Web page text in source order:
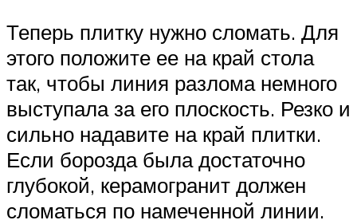
Теперь плитку нужно сломать. Для
этого положите ее на край стола
так, чтобы линия разлома немного
выступала за его плоскость. Резко и
сильно надавите на край плитки.
Если борозда была достаточно
глубокой, керамогранит должен
сломаться по намеченной линии.